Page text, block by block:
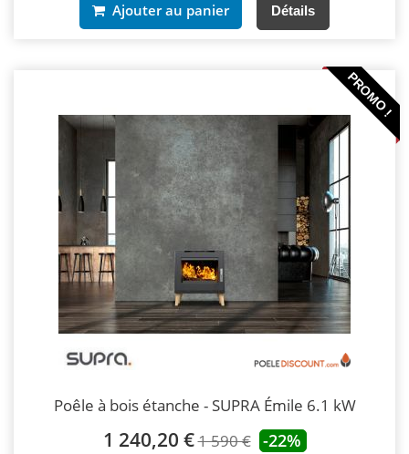
Ajouter au panier Détails
PROMO !
Poêle à bois étanche - SUPRA Émile 6.1 kW
1 240,20 €1 590 € -22%